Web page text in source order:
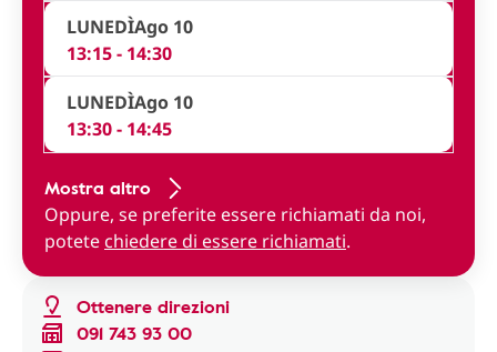
Ottenere direzioni
091 743 93 00
LUNEDÌAgo 10
13:15 - 14:30
LUNEDÌAgo 10
13:30 - 14:45
Mostra altro
Oppure, se preferite essere richiamati da noi,
potetechiedere di essere richiamati.